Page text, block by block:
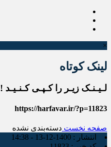
×
لینک کوتاه
لـیـنـک زیـر را کـپـی کـنـیـد !
https://harfavar.ir/?p=11823
صفحه نخست دسته‌بندی نشده
انتشار : 1400-12-13 - 14:38